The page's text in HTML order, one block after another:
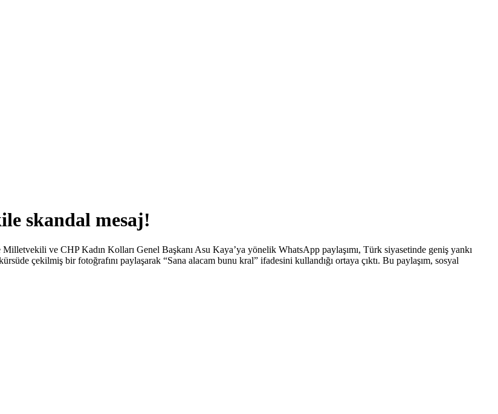
skandal mesaj!
ve CHP Kadın Kolları Genel Başkanı Asu Kaya’ya yönelik WhatsApp paylaşımı, Türk siyasetinde geniş yankı
çekilmiş bir fotoğrafını paylaşarak “Sana alacam bunu kral” ifadesini kullandığı ortaya çıktı. Bu paylaşım, sosyal